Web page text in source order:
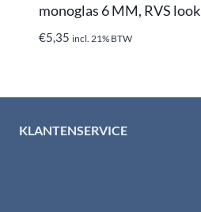
monoglas 6 MM, RVS look
€5,35 incl. 21% BTW
KLANTENSERVICE